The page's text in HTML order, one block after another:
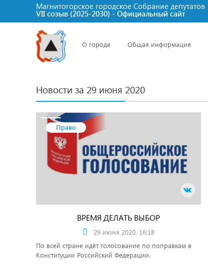
Магнитогорское городское Cобрание депутатов
VII созыв (2025-2030) - Официальный сайт
О городе Общая информация
Новости за 29 июня 2020
Право
ВРЕМЯ ДЕЛАТЬ ВЫБОР
29 июня 2020, 16:18
По всей стране идёт голосование по поправкам в
Конституции Российский Федерации.